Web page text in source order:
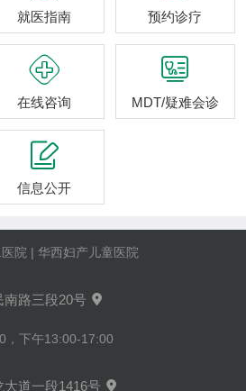
就医指南 预约诊疗

在线咨询

MDT/疑难会诊

信息公开
院 | 华西妇产儿童医院
路三段20号 
，下午13:00-17:00
道一段1416号 